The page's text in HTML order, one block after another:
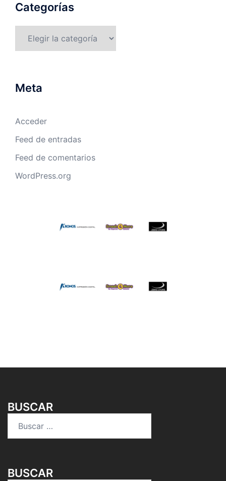
Categorías
Meta
Acceder
Feed de entradas
Feed de comentarios
WordPress.org
BUSCAR
BUSCAR